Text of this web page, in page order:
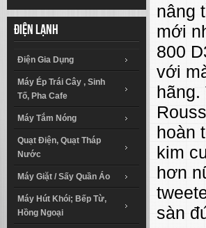
Điện lạnh
Điện Gia Dụng
Máy Ép Trái Cây , Sinh
Tố, Pha Cafe
Máy Tắm Nóng
Quạt Điện, Quạt Tháp
Nước
Máy Giặt / Sấy Quần Áo
Máy Hút Khói; Bếp Từ,
Hồng Ngoại
nâng
mới
800
với
hoàn
kim
hơn
sàn